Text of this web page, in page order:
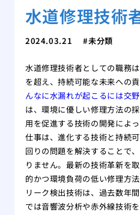
水道修理技術
2024.03.21 未分類
水道修理技術者としての職務
を超え、持続可能な未来への
んなに水漏れが起こるには交
は、環境に優しい修理方法の
用を促進する技術の開発によ
仕事は、進化する技術と持続
回りの問題を解決することで
りません。最新の技術革新を
的かつ環境負荷の低い修理方
リーク検出技術は、過去数年
では音響波分析や赤外線技術